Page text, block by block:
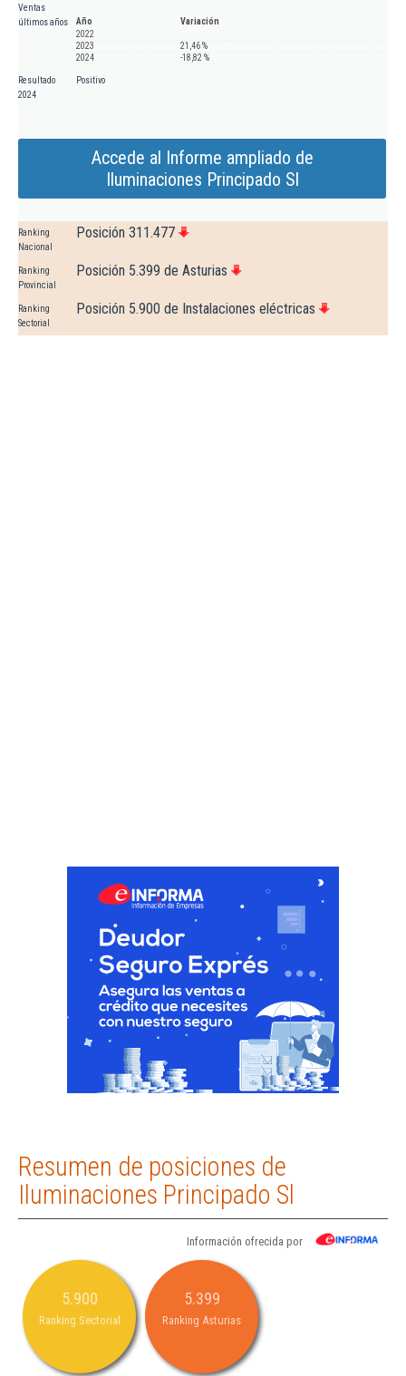
Ventas
últimos años
Año
Variación
2022
2023
21,46 %
2024
-18,82 %
Resultado
2024
Positivo
Accede al Informe ampliado de
Iluminaciones Principado Sl
Ranking
Nacional
Posición 311.477
Ranking
Provincial
Posición 5.399 de Asturias
Ranking
Sectorial
Posición 5.900 de Instalaciones eléctricas
Resumen de posiciones de
Iluminaciones Principado Sl
Información ofrecida por
5.900
Ranking Sectorial
5.399
Ranking Asturias